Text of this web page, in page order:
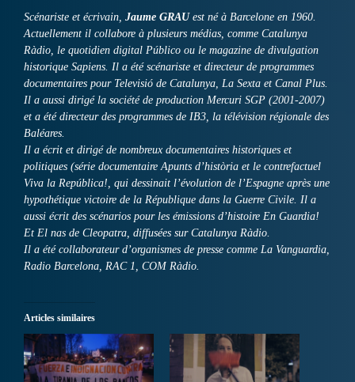
Scénariste et écrivain, Jaume GRAUest né à Barcelone en 1960.
Actuellement il collabore à plusieurs médias, comme Catalunya
Ràdio, le quotidien digital Público ou le magazine de divulgation
historique Sapiens. Il a été scénariste et directeur de programmes
documentaires pour Televisió de Catalunya, La Sexta et Canal Plus.
Il a aussi dirigé la société de production Mercuri SGP (2001-2007)
et a été directeur des programmes de IB3, la télévision régionale des
Baléares.
Il a écrit et dirigé de nombreux documentaires historiques et
politiques (série documentaire Apunts d’història et le contrefactuel
Viva la República!, qui dessinait l’évolution de l’Espagne après une
hypothétique victoire de la République dans la Guerre Civile. Il a
aussi écrit des scénarios pour les émissions d’histoire En Guardia!
Et El nas de Cleopatra, diffusées sur Catalunya Ràdio.
Il a été collaborateur d’organismes de presse comme La Vanguardia,
Radio Barcelona, RAC 1, COM Ràdio.
Articles similaires